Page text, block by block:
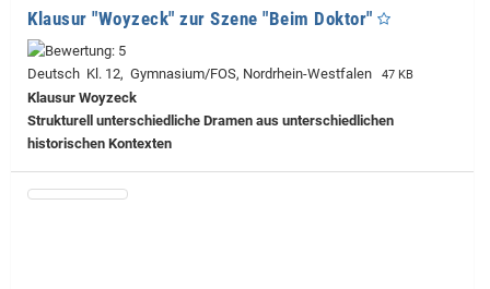
Klausur "Woyzeck" zur Szene "Beim Doktor"
Deutsch Kl. 12, Gymnasium/FOS, Nordrhein-Westfalen 47 KB
Klausur Woyzeck
Strukturell unterschiedliche Dramen aus unterschiedlichen
historischen Kontexten